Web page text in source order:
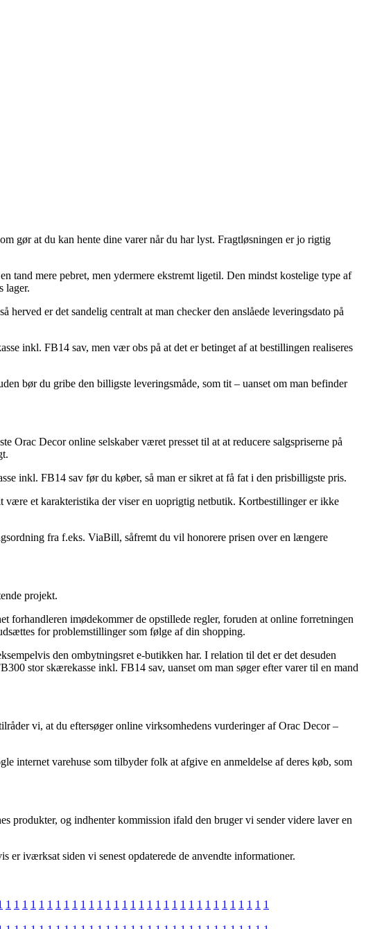
gør at du kan hente dine varer når du har lyst. Fragtløsningen er jo rigtig
tand mere pebret, men ydermere ekstremt ligetil. Den mindst kostelige type af
lager.
er det sandelig centralt at man checker den anslåede leveringsdato på
inkl. FB14 sav, men vær obs på at det er betinget af at bestillingen realiseres
bør du gribe den billigste leveringsmåde, som tit – uanset om man befinder
Decor online selskaber været presset til at at reducere salgspriserne på
inkl. FB14 sav før du køber, så man er sikret at få fat i den prisbilligste pris.
være et karakteristika der viser en uoprigtig netbutik. Kortbestillinger er ikke
fra f.eks. ViaBill, såfremt du vil honorere prisen over en længere
projekt.
forhandleren imødekommer de opstillede regler, foruden at online forretningen
for problemstillinger som følge af din shopping.
den ombytningsret e-butikken har. I relation til det er det desuden
stor skærekasse inkl. FB14 sav, uanset om man søger efter varer til en mand
vi, at du eftersøger online virksomhedens vurderinger af Orac Decor –
internet varehuse som tilbyder folk at afgive en anmeldelse af deres køb, som
produkter, og indhenter kommission ifald den bruger vi sender videre laver en
er iværksat siden vi senest opdaterede de anvendte informationer.
1 1 1 1 1 1 1 1 1 1 1 1 1 1 1 1 1 1 1 1 1 1 1 1 1 1 1 1 1 1 1 1